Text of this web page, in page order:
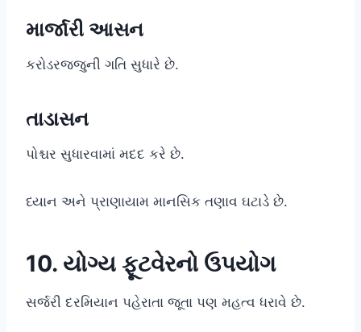
માર્જારી આસન
કરોડરજ્જુની ગતિ સુધારે છે.
તાડાસન
પોશ્ચર સુધારવામાં મદદ કરે છે.
ધ્યાન અને પ્રાણાયામ માનસિક તણાવ ઘટાડે છે.
10. યોગ્ય ફૂટવેરનો ઉપયોગ
સર્જરી દરમિયાન પહેરાતા જૂતા પણ મહત્વ ધરાવે છે.